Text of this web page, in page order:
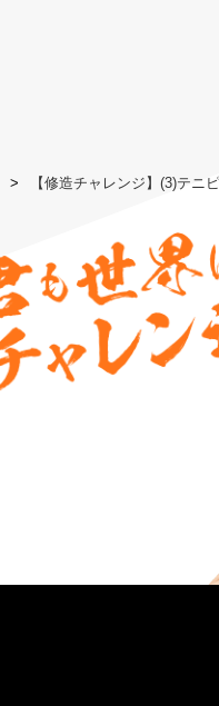
【修造チャレンジ】(3)テニ